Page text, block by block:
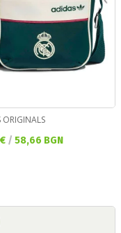
цена:
/ 58,66 BGN